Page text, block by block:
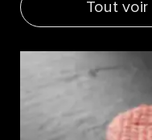
Tout voir